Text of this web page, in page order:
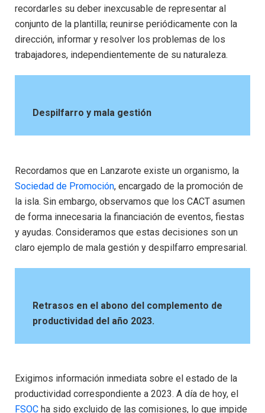
recordarles su deber inexcusable de representar al
conjunto de la plantilla; reunirse periódicamente con la
dirección, informar y resolver los problemas de los
trabajadores, independientemente de su naturaleza.
Despilfarro y mala gestión
Recordamos que en Lanzarote existe un organismo, la
Sociedad de Promoción, encargado de la promoción de
la isla. Sin embargo, observamos que los CACT asumen
de forma innecesaria la financiación de eventos, fiestas
y ayudas. Consideramos que estas decisiones son un
claro ejemplo de mala gestión y despilfarro empresarial.
Retrasos en el abono del complemento de
productividad del año 2023.
Exigimos información inmediata sobre el estado de la
productividad correspondiente a 2023. A día de hoy, el
FSOC ha sido excluido de las comisiones, lo que impide